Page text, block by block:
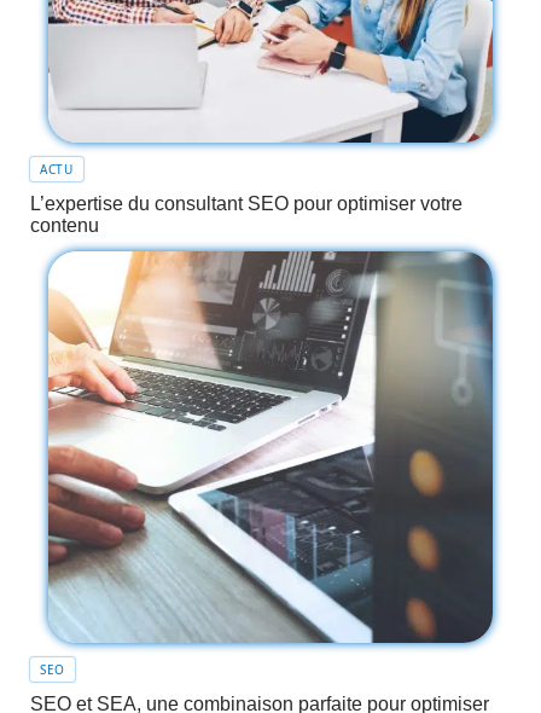
ACTU
L’expertise du consultant SEO pour optimiser votre
contenu
SEO
SEO et SEA, une combinaison parfaite pour optimiser